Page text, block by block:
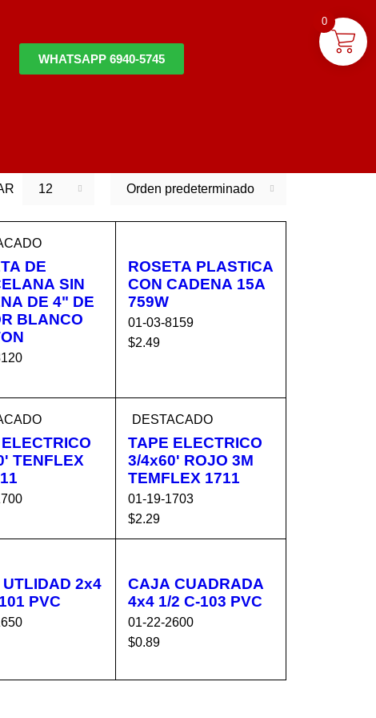
WHATSAPP 6940-5745
Orden predeterminado
12
DE
SIN
DE 4" DE
BLANCO
AL C
VISTA
ROSETA PLASTICA
CON CADENA 15A
759W
01-03-8159
$2.49
TENFLEX
AL C
VISTA
DESTACADO
TAPE ELECTRICO
3/4x60' ROJO 3M
TEMFLEX 1711
01-19-1703
$2.29
AÑADIR AL C
VISTA
2x4
1/2 C-101 PVC
CAJA CUADRADA
4x4 1/2 C-103 PVC
01-22-2600
$0.89
0